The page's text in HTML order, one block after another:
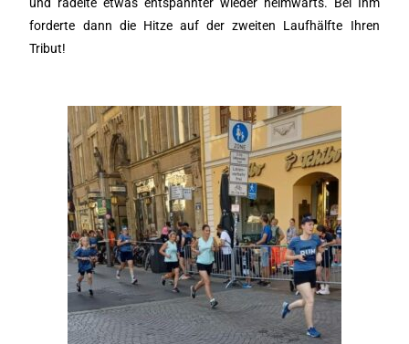
und radelte etwas entspannter wieder heimwärts. Bei Ihm
forderte dann die Hitze auf der zweiten Laufhälfte Ihren
Tribut!